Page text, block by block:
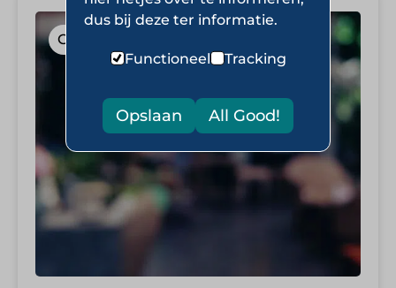
Gemakswinkels
dus bij deze ter informatie.
Functioneel Tracking
Opslaan All Good!